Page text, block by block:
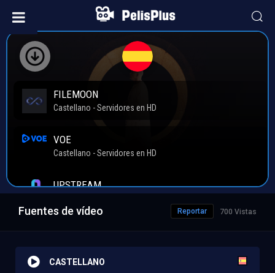
Fuentes de vídeo 700 Vistas
Reportar
CASTELLANO